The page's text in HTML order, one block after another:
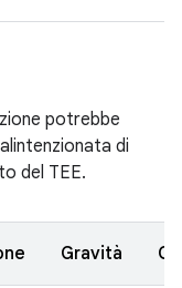
potrebbe
di
del TEE.
Gravità